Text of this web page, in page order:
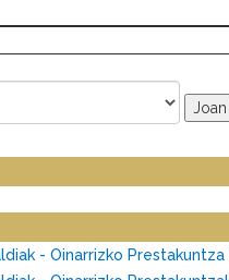
- Oinarrizko